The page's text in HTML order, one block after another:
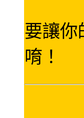
要讓你
唷！